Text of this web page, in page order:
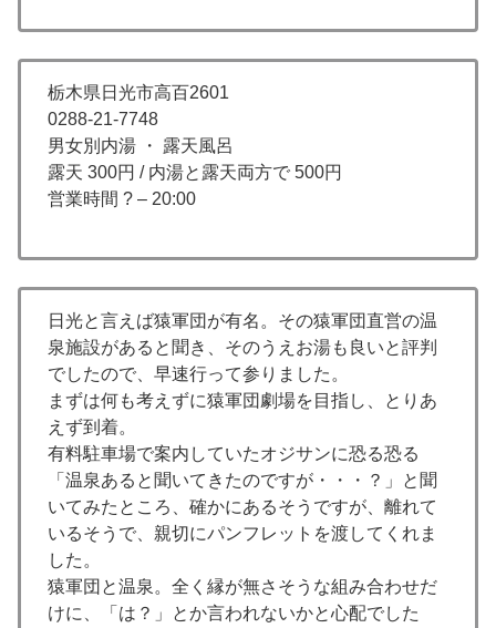
栃木県日光市高百2601
0288-21-7748
男女別内湯 ・ 露天風呂
露天 300円 / 内湯と露天両方で 500円
営業時間 ? – 20:00
日光と言えば猿軍団が有名。その猿軍団直営の温
泉施設があると聞き、そのうえお湯も良いと評判
でしたので、早速行って参りました。
まずは何も考えずに猿軍団劇場を目指し、とりあ
えず到着。
有料駐車場で案内していたオジサンに恐る恐る
「温泉あると聞いてきたのですが・・・？」と聞
いてみたところ、確かにあるそうですが、離れて
いるそうで、親切にパンフレットを渡してくれま
した。
猿軍団と温泉。全く縁が無さそうな組み合わせだ
けに、「は？」とか言われないかと心配でした